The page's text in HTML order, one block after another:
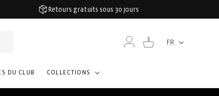
Retours gratuits sous 30 jours
DU CLUB COLLECTIONS
Langue
FR
ConnexionPanier